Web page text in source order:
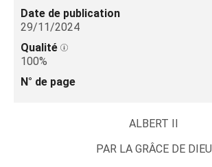
Date de publication
29/11/2024
Qualité
100%
N° de page
ALBERT II
PAR LA GRÂCE DE DIEU